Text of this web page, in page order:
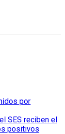
por
SES reciben el
positivos